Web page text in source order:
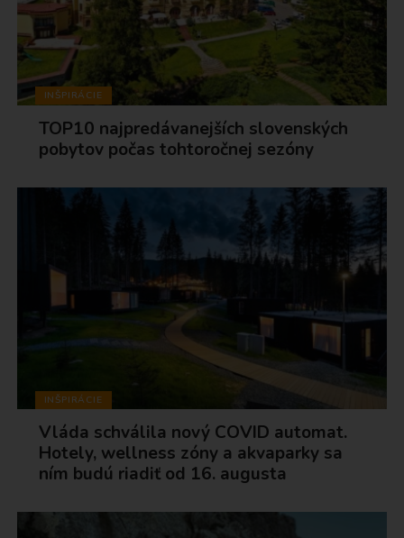
INŠPIRÁCIE
TOP10 najpredávanejších slovenských
pobytov počas tohtoročnej sezóny
INŠPIRÁCIE
Vláda schválila nový COVID automat.
Hotely, wellness zóny a akvaparky sa
ním budú riadiť od 16. augusta